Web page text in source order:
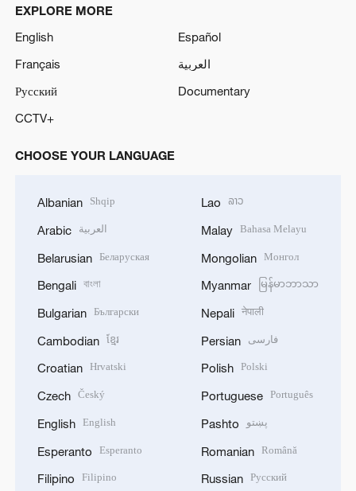
EXPLORE MORE
English
Español
Français
العربية
Русский
Documentary
CCTV+
CHOOSE YOUR LANGUAGE
Albanian Shqip
Arabic العربية
Belarusian Беларуская
Bengali বাংলা
Bulgarian Български
Cambodian ខ្មែរ
Croatian Hrvatski
Czech Český
English English
Esperanto Esperanto
Filipino Filipino
Lao ລາວ
Malay Bahasa Melayu
Mongolian Монгол
Myanmar မြန်မာဘာသာ
Nepali नेपाली
Persian فارسی
Polish Polski
Portuguese Português
Pashto پښتو
Romanian Română
Russian Русский